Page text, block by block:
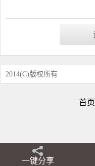
2014(C)版权所有
首页
一键分享